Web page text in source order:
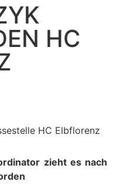
HC
HC Elbflorenz
zieht es nach